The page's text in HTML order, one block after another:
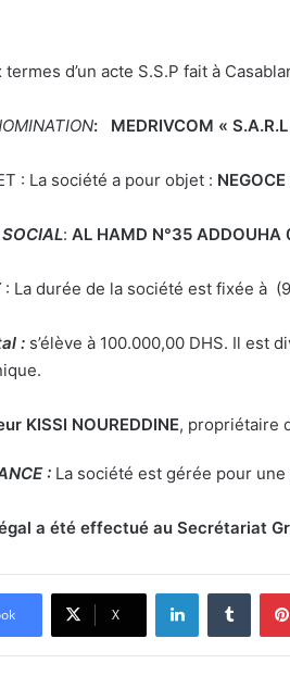
d’un acte S.S.P fait à
: MEDRIVCOM «
La société a pour objet :
: AL HAMD N°35 ADDOUHA
: La durée de la société est fixée à
: s’élève à 100.000,00 DHS. Il
KISSI NOUREDDINE, propriétaire
: La société est gérée pour
a été effectué au Secrétariat
X